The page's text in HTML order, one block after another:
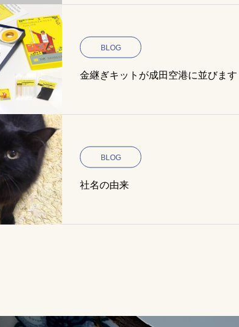
BLOG
金継ぎキットが成田空港に並びます
BLOG
社名の由来